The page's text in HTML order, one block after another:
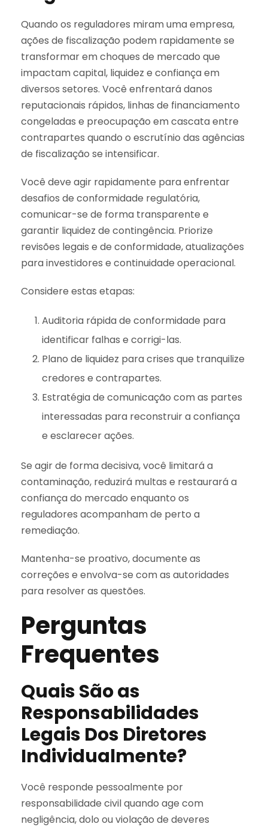
Quando os reguladores miram uma empresa,
ações de fiscalização podem rapidamente se
transformar em choques de mercado que
impactam capital, liquidez e confiança em
diversos setores. Você enfrentará danos
reputacionais rápidos, linhas de financiamento
congeladas e preocupação em cascata entre
contrapartes quando o escrutínio das agências
de fiscalização se intensificar.
Você deve agir rapidamente para enfrentar
desafios de conformidade regulatória,
comunicar-se de forma transparente e
garantir liquidez de contingência. Priorize
revisões legais e de conformidade, atualizações
para investidores e continuidade operacional.
Considere estas etapas:
Auditoria rápida de conformidade para
identificar falhas e corrigi-las.
Plano de liquidez para crises que tranquilize
credores e contrapartes.
Estratégia de comunicação com as partes
interessadas para reconstruir a confiança
e esclarecer ações.
Se agir de forma decisiva, você limitará a
contaminação, reduzirá multas e restaurará a
confiança do mercado enquanto os
reguladores acompanham de perto a
remediação.
Mantenha-se proativo, documente as
correções e envolva-se com as autoridades
para resolver as questões.
Perguntas
Frequentes
Quais São as
Responsabilidades
Legais Dos Diretores
Individualmente?
Você responde pessoalmente por
responsabilidade civil quando age com
negligência, dolo ou violação de deveres